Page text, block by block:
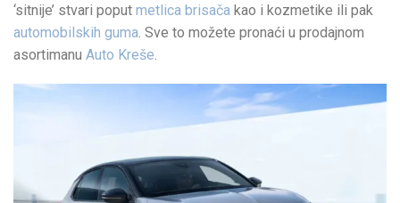
‘sitnije’ stvari poput metlica brisača kao i kozmetike ili pak
automobilskih guma . Sve to možete pronaći u prodajnom
asortimanu Auto Kreše